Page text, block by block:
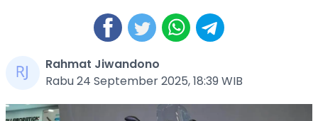
Rahmat Jiwandono
Rabu 24 September 2025, 18:39 WIB